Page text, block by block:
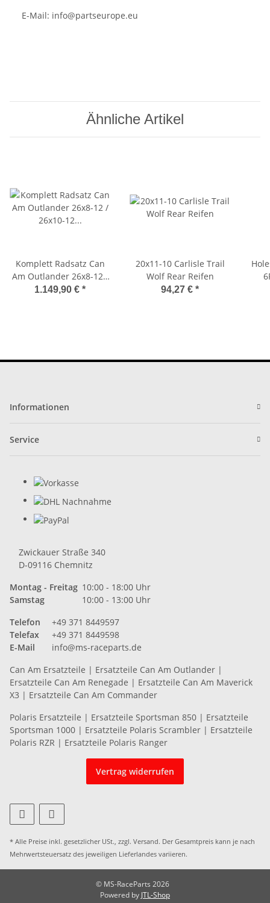
E-Mail: info@partseurope.eu
Ähnliche Artikel
Komplett Radsatz Can
Am Outlander 26x8-12 /
26x10-12 Carlisle Reifen
1.149,90 € *
20x11-10 Carlisle Trail
Wolf Rear Reifen
94,27 € *
Informationen
Service
Zwickauer Straße 340
D-09116 Chemnitz
Montag - Freitag 10:00 - 18:00 Uhr
Samstag
10:00 - 13:00 Uhr
Telefon
+49 371 8449597
Telefax
+49 371 8449598
E-Mail
info@ms-raceparts.de
Can Am Ersatzteile | Ersatzteile Can Am Outlander |
Ersatzteile Can Am Renegade | Ersatzteile Can Am Maverick
X3 | Ersatzteile Can Am Commander
Polaris Ersatzteile | Ersatzteile Sportsman 850 | Ersatzteile
Sportsman 1000 | Ersatzteile Polaris Scrambler | Ersatzteile
Polaris RZR | Ersatzteile Polaris Ranger
Vertrag widerrufen
* Alle Preise inkl. gesetzlicher USt., zzgl. Versand. Der Gesamtpreis kann je nach
Mehrwertsteuersatz des jeweiligen Lieferlandes variieren.
© MS-RaceParts 2026
Powered by JTL-Shop